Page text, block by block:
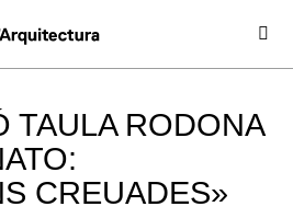
TAULA RODONA
CREUADES»